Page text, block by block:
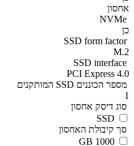
אחסון
NVMe
כן
SSD form factor
M.2
SSD interface
PCI Express 4.0
מספר הכוננים SSD המותקנים
1
סוג דיסק אחסון
סך קיבולת האחסון